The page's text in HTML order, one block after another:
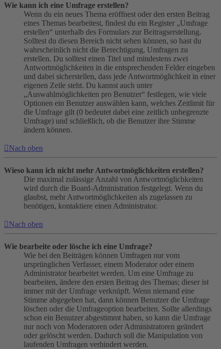
Wie kann ich eine Umfrage erstellen?
Wenn du ein neues Thema eröffnest oder den ersten Beitrag
eines Themas bearbeitest, findest du ein Register „Umfrage
erstellen“ unterhalb des Formulars zur Beitragserstellung.
Solltest du diesen Bereich nicht sehen können, so hast du
wahrscheinlich nicht die Berechtigung, Umfragen zu
erstellen. Du solltest einen Titel und mindestens zwei
Antwortmöglichkeiten in die entsprechenden Felder eingeben
und dabei sicherstellen, dass jede Antwortmöglichkeit in einer
eigenen Zeile steht. Du kannst auch unter
„Auswahlmöglichkeiten pro Benutzer“ festlegen, wie viele
Optionen ein Benutzer auswählen kann, welches Zeitlimit für
die Umfrage gilt (0 bedeutet dabei eine zeitlich unbegrenzte
Umfrage) und schließlich, ob die Benutzer ihre Stimme
ändern können.
Nach oben
Wieso kann ich nicht mehr Antwortmöglichkeiten erstellen?
Die maximal zulässige Anzahl von Antwortmöglichkeiten
wird durch die Board-Administration festgelegt. Wenn du
glaubst, mehr Antwortmöglichkeiten als zugelassen zu
benötigen, kontaktiere einen Administrator.
Nach oben
Wie bearbeite oder lösche ich eine Umfrage?
Wie bei den Beiträgen können Umfragen nur vom
ursprünglichen Verfasser, einem Moderator oder einem
Administrator bearbeitet werden. Um eine Umfrage zu
bearbeiten, ändere den ersten Beitrag des Themas; dieser ist
immer mit der Umfrage verknüpft. Wenn niemand eine
Stimme abgegeben hat, dann können Benutzer die Umfrage
löschen oder die Umfrageoption bearbeiten. Sollte allerdings
schon ein Benutzer abgestimmt haben, so kann die Umfrage
nur noch von Moderatoren oder Administratoren geändert
oder gelöscht werden. Dadurch soll die Manipulation von
laufenden Umfragen verhindert werden.